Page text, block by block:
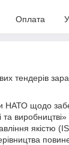
Оплата
тендерів
НАТО щодо
якістю